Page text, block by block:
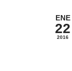
ENE
22
2016